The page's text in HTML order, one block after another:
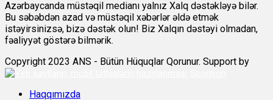
Azərbaycanda müstəqil medianı yalnız Xalq dəstəkləyə bilər.
Bu səbəbdən azad və müstəqil xəbərlər əldə etmək
istəyirsinizsə, bizə dəstək olun! Biz Xalqın dəstəyi olmadan,
fəaliyyət göstərə bilmərik.
Copyright 2023 ANS - Bütün Hüquqlar Qorunur. Support by
Haqqımızda